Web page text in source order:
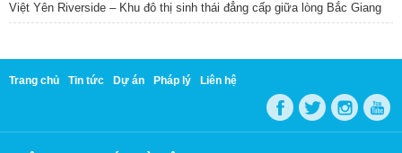
Việt Yên Riverside – Khu đô thị sinh thái đẳng cấp giữa lòng Bắc Giang
Trang chủ Tin tức Dự án Pháp lý Liên hệ